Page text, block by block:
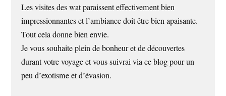
Les visites des wat paraissent effectivement bien
impressionnantes et l’ambiance doit être bien apaisante.
Tout cela donne bien envie.
Je vous souhaite plein de bonheur et de découvertes
durant votre voyage et vous suivrai via ce blog pour un
peu d’exotisme et d’évasion.